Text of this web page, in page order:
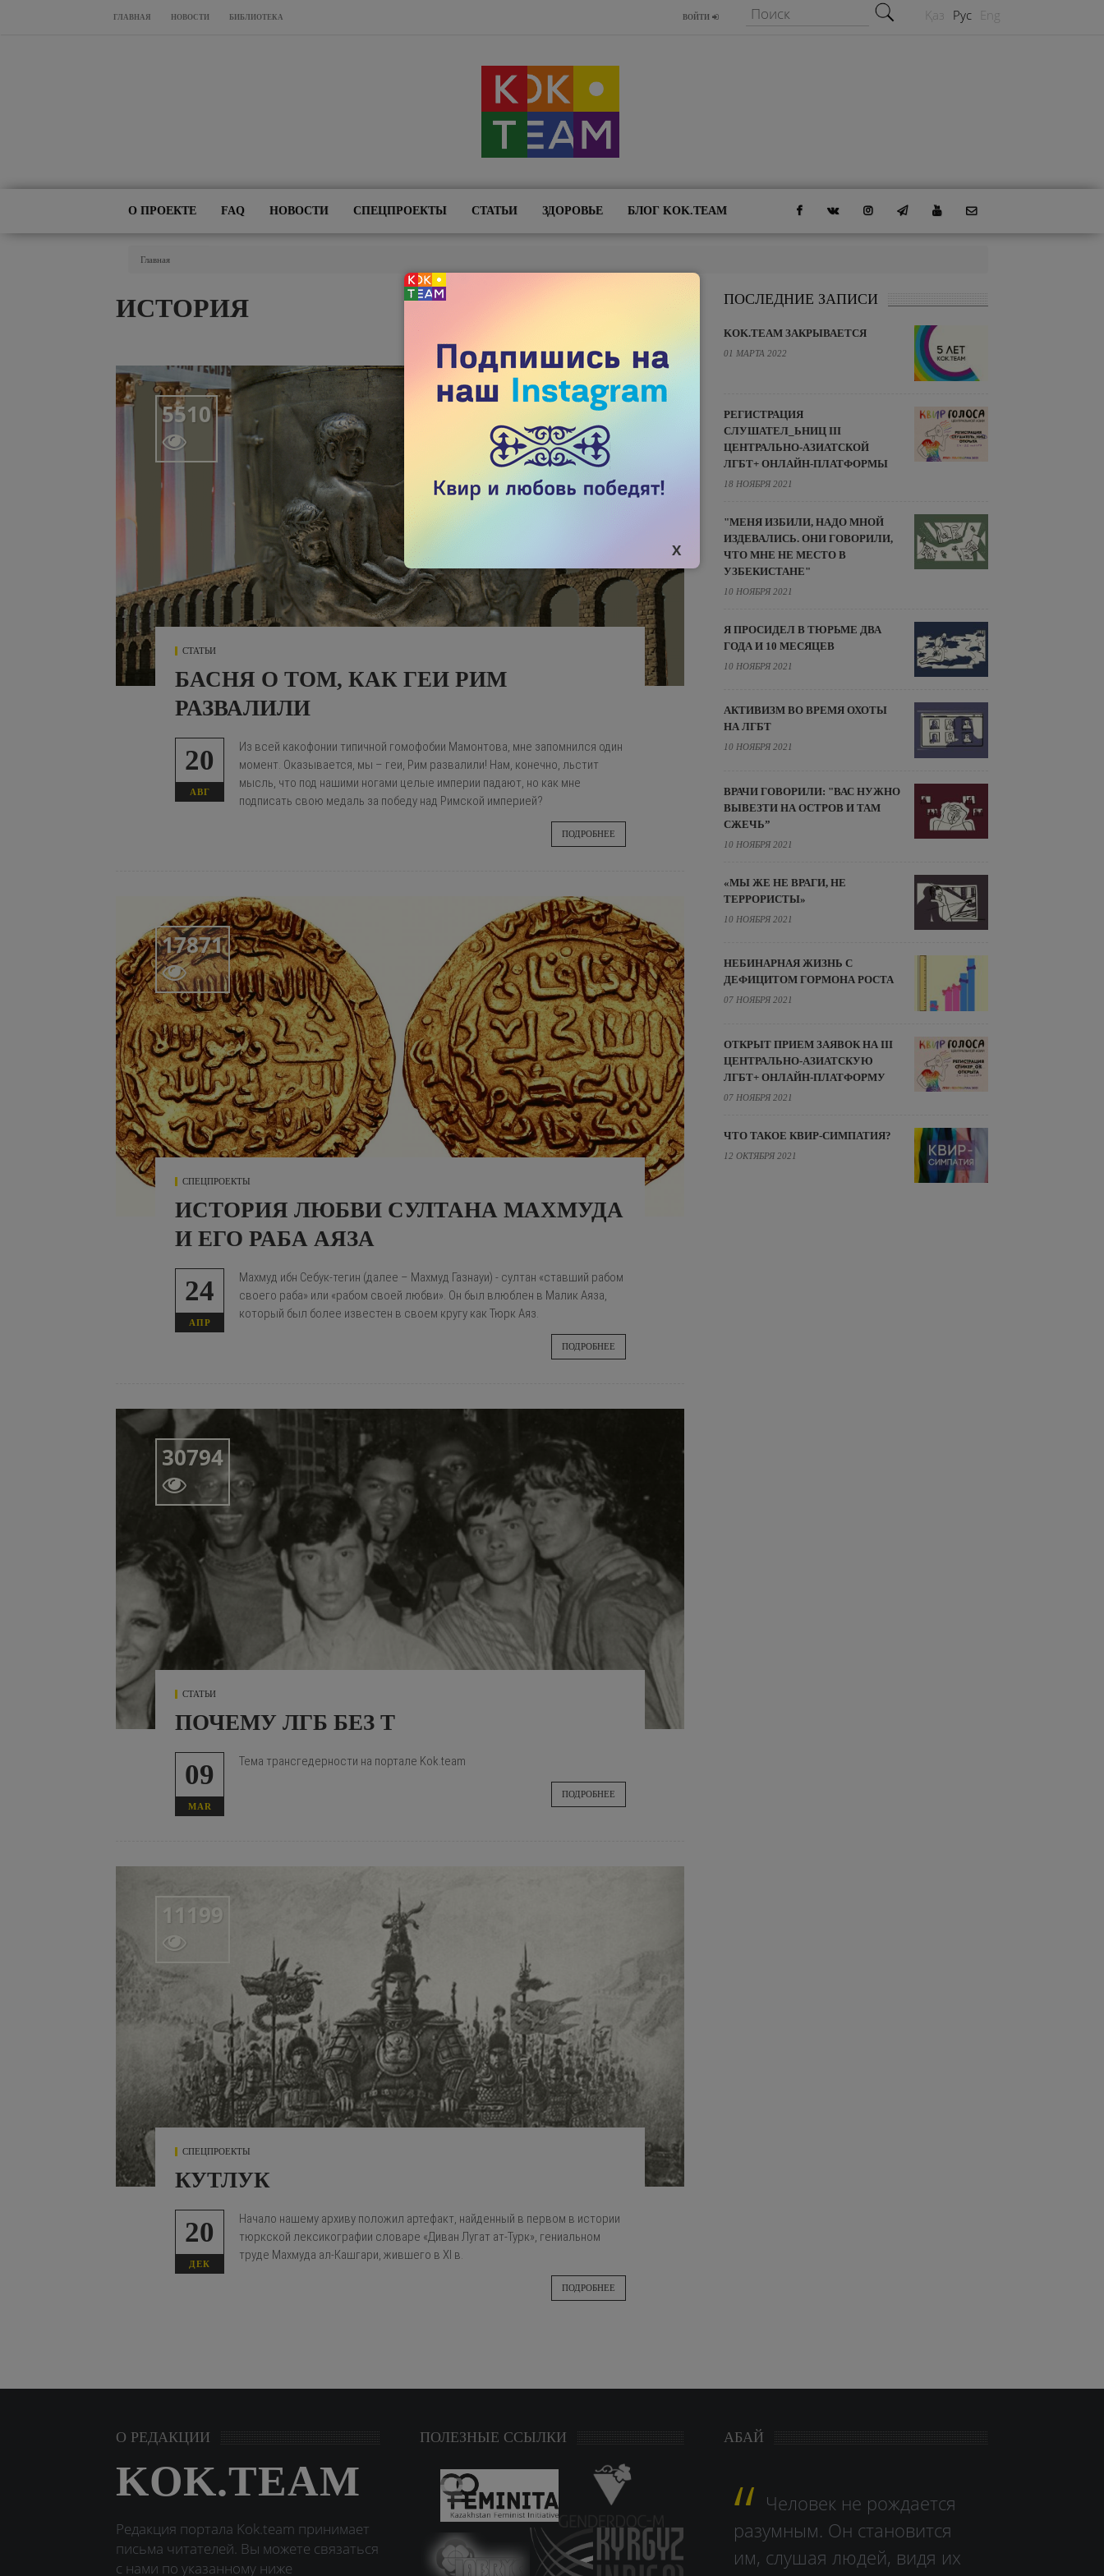
Перейти к основному содержанию
ГЛАВНАЯ НОВОСТИ БИБЛИОТЕКА ВОЙТИ
Форма поиска
Поиск Қаз Рус Eng
О ПРОЕКТЕ FAQ НОВОСТИ СПЕЦПРОЕКТЫ СТАТЬИ ЗДОРОВЬЕ БЛОГ KOK.TEAM
Главная
ИСТОРИЯ
5510

СТАТЬИ
БАСНЯ О ТОМ, КАК ГЕИ РИМ
РАЗВАЛИЛИ
20
АВГ
Из всей какофонии типичной гомофобии Мамонтова, мне запомнился один
момент. Оказывается, мы – геи, Рим развалили! Нам, конечно, льстит
мысль, что под нашими ногами целые империи падают, но как мне
подписать свою медаль за победу над Римской империей?
ПОДРОБНЕЕ
17871

СПЕЦПРОЕКТЫ
ИСТОРИЯ ЛЮБВИ СУЛТАНА МАХМУДА
И ЕГО РАБА АЯЗА
24
АПР
Махмуд ибн Себук-тегин (далее – Махмуд Газнауи) - султан «ставший рабом
своего раба» или «рабом своей любви». Он был влюблен в Малик Аяза,
который был более известен в своем кругу как Тюрк Аяз.
ПОДРОБНЕЕ
30794

СТАТЬИ
ПОЧЕМУ ЛГБ БЕЗ Т
09
MAR
Тема трансгедерности на портале Kok.team
ПОДРОБНЕЕ
11199

СПЕЦПРОЕКТЫ
КУТЛУК
20
ДЕК
Начало нашему архиву положил артефакт, найденный в первом в истории
тюркской лексикографии словаре «Диван Лугат ат-Турк», гениальном
труде Махмуда ал-Кашгари, жившего в XI в.
ПОДРОБНЕЕ
ПОСЛЕДНИЕ ЗАПИСИ
KOK.TEAM ЗАКРЫВАЕТСЯ
01 МАРТА 2022
РЕГИСТРАЦИЯ
СЛУШАТЕЛ_ЬНИЦ III
ЦЕНТРАЛЬНО-АЗИАТСКОЙ
ЛГБТ+ ОНЛАЙН-ПЛАТФОРМЫ
18 НОЯБРЯ 2021
"МЕНЯ ИЗБИЛИ, НАДО МНОЙ
ИЗДЕВАЛИСЬ. ОНИ ГОВОРИЛИ,
ЧТО МНЕ НЕ МЕСТО В
УЗБЕКИСТАНЕ"
10 НОЯБРЯ 2021
Я ПРОСИДЕЛ В ТЮРЬМЕ ДВА
ГОДА И 10 МЕСЯЦЕВ
10 НОЯБРЯ 2021
АКТИВИЗМ ВО ВРЕМЯ ОХОТЫ
НА ЛГБТ
10 НОЯБРЯ 2021
ВРАЧИ ГОВОРИЛИ: "ВАС НУЖНО
ВЫВЕЗТИ НА ОСТРОВ И ТАМ
СЖЕЧЬ”
10 НОЯБРЯ 2021
«МЫ ЖЕ НЕ ВРАГИ, НЕ
ТЕРРОРИСТЫ»
10 НОЯБРЯ 2021
НЕБИНАРНАЯ ЖИЗНЬ С
ДЕФИЦИТОМ ГОРМОНА РОСТА
07 НОЯБРЯ 2021
ОТКРЫТ ПРИЕМ ЗАЯВОК НА III
ЦЕНТРАЛЬНО-АЗИАТСКУЮ
ЛГБТ+ ОНЛАЙН-ПЛАТФОРМУ
07 НОЯБРЯ 2021
ЧТО ТАКОЕ КВИР-СИМПАТИЯ?
12 ОКТЯБРЯ 2021
О РЕДАКЦИИ
KOK.TEAM
Редакция портала Kok.team принимает
письма читателей. Вы можете связаться
с нами по указанному ниже
ПОЛЕЗНЫЕ ССЫЛКИ АБАЙ
Человек не рождается
разумным. Он становится
им, слушая людей, видя их